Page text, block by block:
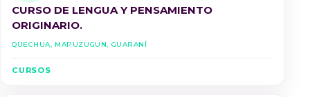
CURSO DE LENGUA Y PENSAMIENTO
ORIGINARIO.
Quechua, Mapuzugun, Guaraní
CURSOS